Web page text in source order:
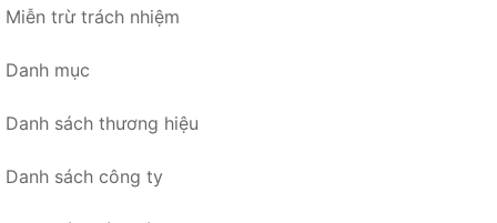
Miễn trừ trách nhiệm
Danh mục
Danh sách thương hiệu
Danh sách công ty